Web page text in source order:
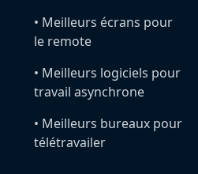
•️ Meilleurs écrans pour
le remote
•️ Meilleurs logiciels pour
travail asynchrone
•️ Meilleurs bureaux pour
télétravailer